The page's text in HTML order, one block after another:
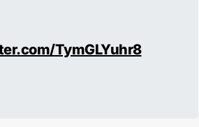
TymGLYuhr8